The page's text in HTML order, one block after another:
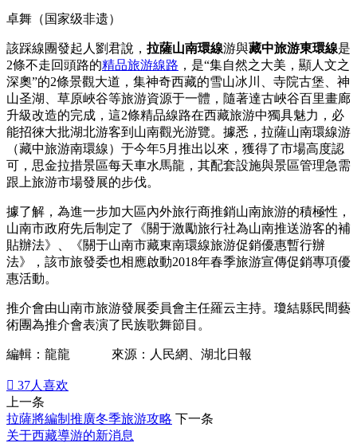
卓舞（国家级非遗）
該踩線團發起人劉君說， 拉薩山南環線游與藏中旅游東環線是
2條不走回頭路的精品旅游線路 ，是“集自然之大美，顯人文之
深奧”的2條景觀大道，集神奇西藏的雪山冰川、寺院古堡、神
山圣湖、草原峽谷等旅游資源于一體，隨著達古峽谷百里畫廊
升級改造的完成，這2條精品線路在西藏旅游中獨具魅力，必
能招徠大批湖北游客到山南觀光游覽。據悉，拉薩山南環線游
（藏中旅游南環線）于今年5月推出以來，獲得了市場高度認
可，思金拉措景區每天車水馬龍，其配套設施與景區管理急需
跟上旅游市場發展的步伐。
據了解，為進一步加大區內外旅行商推銷山南旅游的積極性，
山南市政府先后制定了《關于激勵旅行社為山南推送游客的補
貼辦法》、《關于山南市藏東南環線旅游促銷優惠暫行辦
法》，該市旅發委也相應啟動2018年春季旅游宣傳促銷專項優
惠活動。
推介會由山南市旅游發展委員會主任羅云主持。瓊結縣民間藝
術團為推介會表演了民族歌舞節目。
編輯：龍龍 來源：人民網、湖北日報
 37人喜欢
上一条
拉薩將編制推廣冬季旅游攻略 下一条
关于西藏導游的新消息